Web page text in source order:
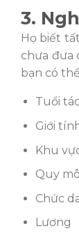
3.
Họ biết
chưa đưa
bạn có thể
Tuổi
Giới
Khu
Quy
Chức
Lương